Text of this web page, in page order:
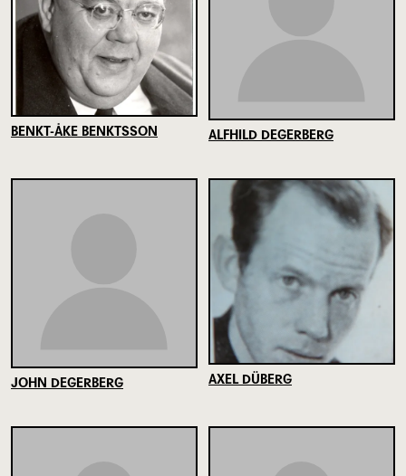
BENKT-ÅKE BENKTSSON ALFHILD DEGERBERG
JOHN DEGERBERG AXEL DÜBERG